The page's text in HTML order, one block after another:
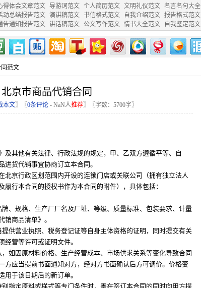
得体会文章范文 导游词范文 个人简历范文 文明礼仪范文 名言名句大全
动总结报告范文 演讲稿范文 书信格式范文 自我介绍范文 报告格式范文
告通知报告范文 讲话稿范文 公文写作范文 情书大全范文 自我鉴定范文
范文
北京市商品代销合同
本文〗〖0条评论 - NaN人推荐〗〖字数：5700字〗
及其他有关法律、行政法规的规定，甲、乙双方遵循平等、自
进货代销事宜协商订立本合同。
北京行政区划范围内开设的连锁门店或关联公司（拥有独立法人
行本合同的授权书作为本合同的附件），具体包括：
、规格、生产厂厂名及厂址、等级、质量标准、包装要求、计量
销商品清单》。
供营业执照、税务登记证等自身主体资格的证明，同时提交有关
经营等许可或证明文件。
如因原材料价格、生产经营成本、市场供求关系等变化导致合同
方应当提前书面通知对方，经对方书面确认后方可调价。价格变
用于该日期后的新订单。
指定原料或样式等专门条件时，需在签订本合同的同时向甲方提